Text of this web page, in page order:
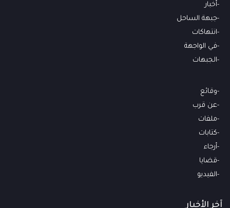
أخبار
جبهة الساحل
انتهاكات
في الواجهة
الجبهات
وقائع
عن قرب
ملفات
كتابات
أرجاء
قضايا
الفيديو
آخر الأخبار